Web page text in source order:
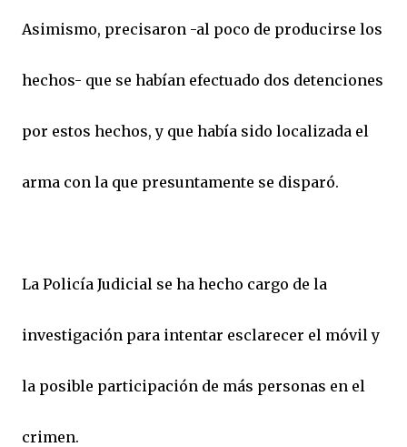
Asimismo, precisaron -al poco de producirse los
hechos- que se habían efectuado dos detenciones
por estos hechos, y que había sido localizada el
arma con la que presuntamente se disparó.
La Policía Judicial se ha hecho cargo de la
investigación para intentar esclarecer el móvil y
la posible participación de más personas en el
crimen.